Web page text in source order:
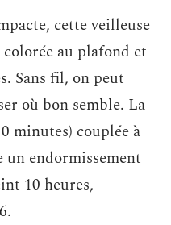
cette veilleuse
au plafond et
Sans fil, on peut
où bon semble. La
minutes) couplée à
un endormissement
10 heures,